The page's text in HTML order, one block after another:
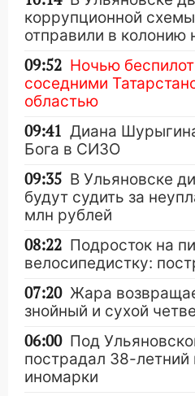
коррупционной
отправили в колонию
09:52 Ночью
соседними
областью
09:41 Диана
Бога в СИЗО
09:35 В Ульяновске
будут судить за
млн рублей
08:22 Подросток на
велосипедистку:
07:20 Жара
знойный и сухой
06:00 Под
пострадал 38-летний
иномарки